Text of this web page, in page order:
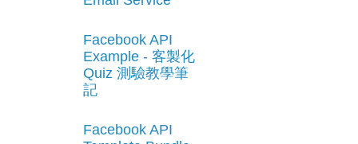
Facebook API
Example - 客製化
Quiz 測驗教學筆
記
Facebook API